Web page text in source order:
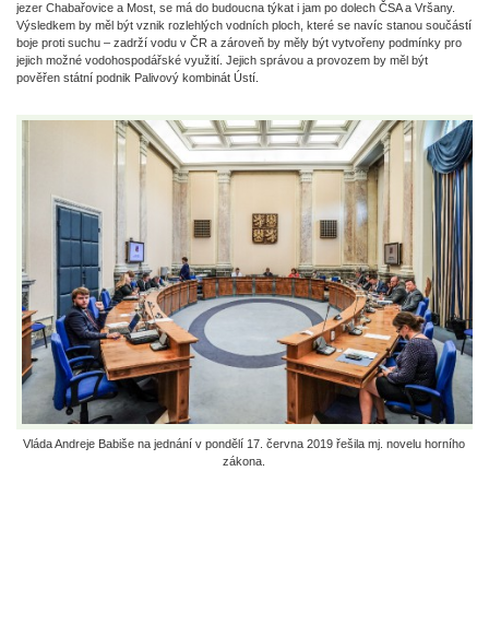
jezer Chabařovice a Most, se má do budoucna týkat i jam po dolech ČSA a Vršany.
Výsledkem by měl být vznik rozlehlých vodních ploch, které se navíc stanou součástí
boje proti suchu – zadrží vodu v ČR a zároveň by měly být vytvořeny podmínky pro
jejich možné vodohospodářské využití. Jejich správou a provozem by měl být
pověřen státní podnik Palivový kombinát Ústí.
Vláda Andreje Babiše na jednání v pondělí 17. června 2019 řešila mj. novelu horního
zákona.